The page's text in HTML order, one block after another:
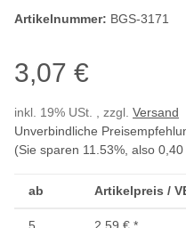
Artikelnummer: BGS-3171
3,07 €
inkl. 19% USt. , zzgl. Versand
Unverbindliche
(Sie sparen 11.53% , also 0,40
ab Artikelpreis /